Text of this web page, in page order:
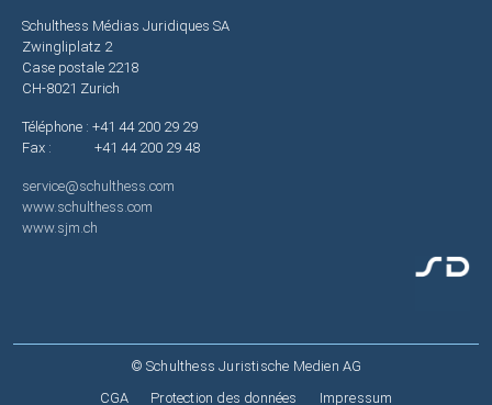
Schulthess Médias Juridiques SA
Zwingliplatz 2
Case postale 2218
CH-8021 Zurich
Téléphone : +41 44 200 29 29
Fax : +41 44 200 29 48
service@schulthess.com
www.schulthess.com
www.sjm.ch
© Schulthess Juristische Medien AG
CGA Protection des données Impressum